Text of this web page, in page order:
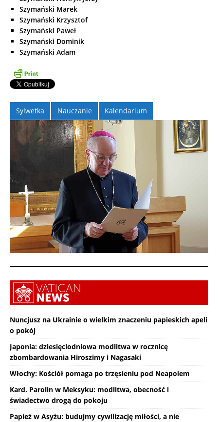
Szymański Marek
Szymański Krzysztof
Szymański Paweł
Szymański Dominik
Szymański Adam
Sylwetka Nauczanie Kalendarium
Nuncjusz na Ukrainie o wielkim znaczeniu papieskich apeli
o pokój
Japonia: dziesięciodniowa modlitwa w rocznicę
zbombardowania Hiroszimy i Nagasaki
Włochy: Kościół pomaga po trzęsieniu pod Neapolem
Kard. Parolin w Meksyku: modlitwa, obecność i
świadectwo drogą do pokoju
Papież w Asyżu: budujmy cywilizację miłości, a nie